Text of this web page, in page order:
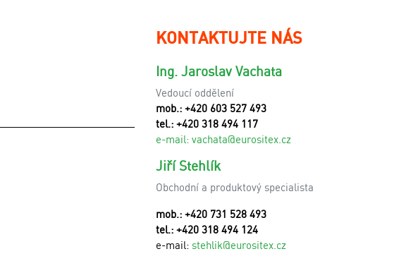
KONTAKTUJTE NÁS
Ing. Jaroslav Vachata
Vedoucí oddělení
mob.: +420 603 527 493
tel.: +420 318 494 117
e-mail: vachata@eurositex.cz
Jiří Stehlík
Obchodní a produktový specialista
mob.: +420 731 528 493
tel.: +420 318 494 124
e-mail: stehlik@eurositex.cz